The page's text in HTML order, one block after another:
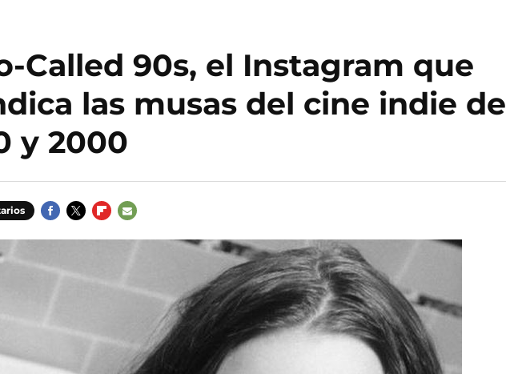
Called 90s, el Instagram que
las musas del cine indie de
y 2000